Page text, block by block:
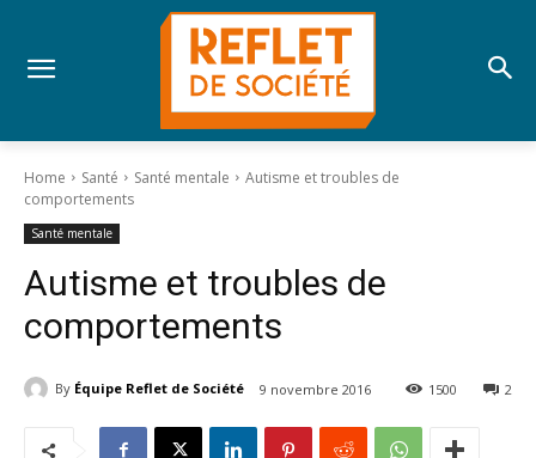
Home Santé Santé mentale
Autisme et troubles de
comportements
Santé mentale
Autisme et troubles de
comportements
By Équipe Reflet de Société 9 novembre 2016 2
1500